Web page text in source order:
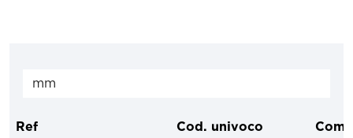
Ref Cod. univoco